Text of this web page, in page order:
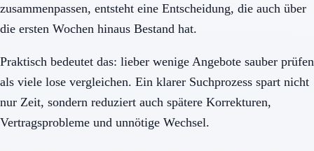
zusammenpassen, entsteht eine Entscheidung, die auch über
die ersten Wochen hinaus Bestand hat.
Praktisch bedeutet das: lieber wenige Angebote sauber prüfen
als viele lose vergleichen. Ein klarer Suchprozess spart nicht
nur Zeit, sondern reduziert auch spätere Korrekturen,
Vertragsprobleme und unnötige Wechsel.